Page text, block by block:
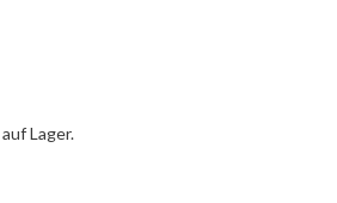
Lager.